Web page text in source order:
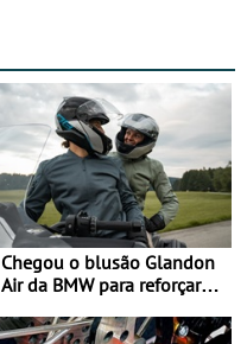
Chegou o blusão Glandon
Air da BMW para reforçar
verão